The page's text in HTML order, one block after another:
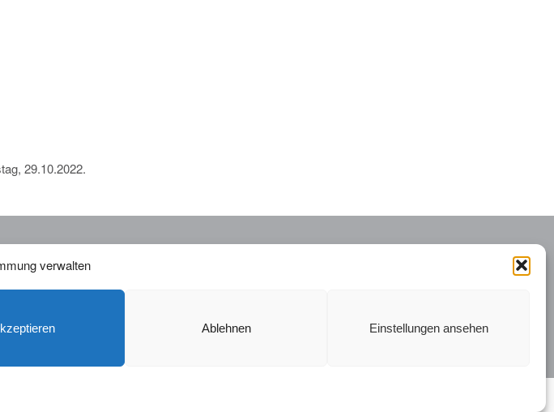
verwalten
Ablehnen Einstellungen ansehen
29.10.2022.